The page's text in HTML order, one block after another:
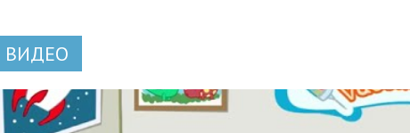
ВИДЕО